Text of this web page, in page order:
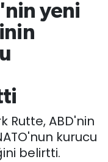
yeni
Rutte, ABD'nin
kurucu
belirtti.